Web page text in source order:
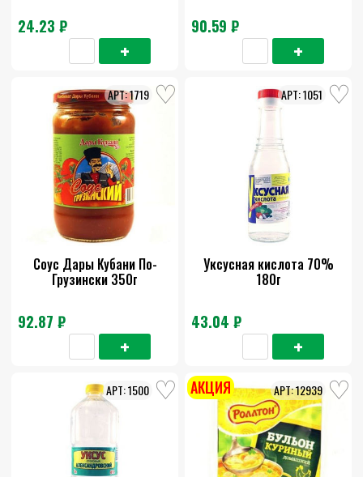
24.23 ₽ 90.59 ₽
Соус Дары Кубани По-
Грузински 350г
92.87 ₽
1719
Уксусная кислота 70%
180г
43.04 ₽
1051
1500 12939
АКЦИЯ